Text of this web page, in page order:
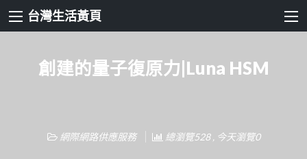
台灣生活黃頁
創建的量子復原力|Luna HSM
網際網路供應服務 總瀏覽528 , 今天瀏覽0